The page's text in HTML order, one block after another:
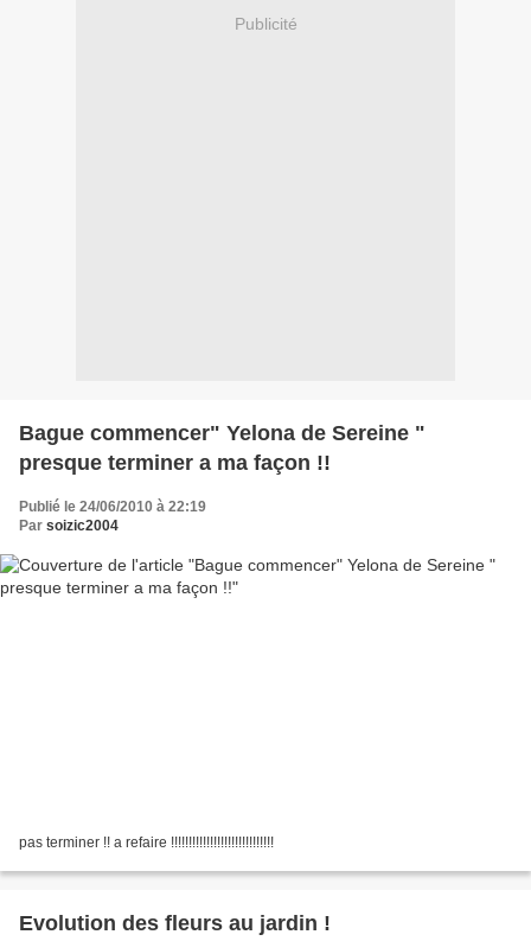
Publicité
Bague commencer" Yelona de Sereine "
presque terminer a ma façon !!
Publié le 24/06/2010 à 22:19
Par soizic2004
pas terminer !! a refaire !!!!!!!!!!!!!!!!!!!!!!!!!!!!!
Evolution des fleurs au jardin !